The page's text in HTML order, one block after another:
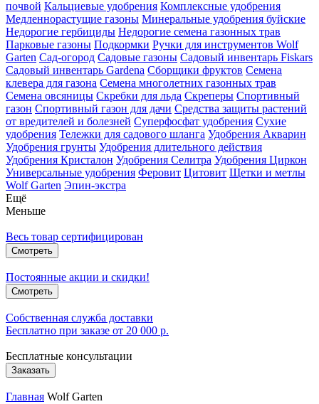
почвой Кальциевые удобрения Комплексные удобрения
Медленнорастущие газоны Минеральные удобрения буйские
Недорогие гербициды Недорогие семена газонных трав
Парковые газоны Подкормки Ручки для инструментов Wolf
Garten Сад-огород Садовые газоны Садовый инвентарь Fiskars
Садовый инвентарь Gardena Сборщики фруктов Семена
клевера для газона Семена многолетних газонных трав
Семена овсяницы Скребки для льда Скреперы Спортивный
газон Спортивный газон для дачи Средства защиты растений
от вредителей и болезней Суперфосфат удобрения Сухие
удобрения Тележки для садового шланга Удобрения Акварин
Удобрения грунты Удобрения длительного действия
Удобрения Кристалон Удобрения Селитра Удобрения Циркон
Универсальные удобрения Феровит Цитовит Щетки и метлы
Wolf Garten Эпин-экстра
Ещё
Меньше
Весь товар сертифицирован
Смотреть
Постоянные акции и скидки!
Смотреть
Собственная служба доставки
Бесплатно при заказе от 20 000 р.
Бесплатные консультации
Заказать
Главная Wolf Garten